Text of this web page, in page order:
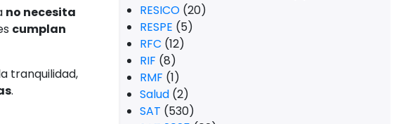
no necesita
cumplan
tranquilidad,
.
RESICO (20)
RESPE (5)
RFC (12)
RIF (8)
RMF (1)
Salud (2)
SAT (530)